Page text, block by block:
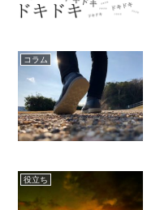
コラム
役立ち